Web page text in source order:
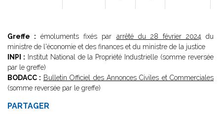
Greffe : émoluments fixés par arrêté du 28 février 2024 du
ministre de l'économie et des finances et du ministre de la justice
INPI : Institut National de la Propriété Industrielle (somme reversée
par le greffe)
BODACC : Bulletin Officiel des Annonces Civiles et Commerciales
(somme reversée par le greffe)
PARTAGER